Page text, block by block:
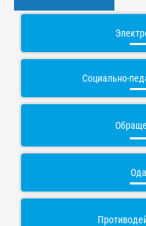
Социально-